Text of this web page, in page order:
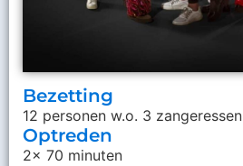
Bezetting
12 personen w.o. 3 zangeressen
Optreden
2x 70 minuten